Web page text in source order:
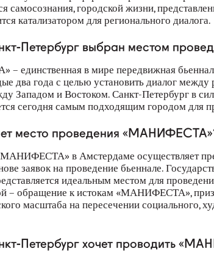
самосознания, городской жизни,
катализатором для регионального диалога.
Петербург выбран местом
единственная в мире передвижная
два года с целью установить диалог
Западом и Востоком. Санкт-Петербург в
сегодня самым подходящим городом для
место проведения
в Амстердаме осуществляет
заявок на проведение бьеннале.
идеальным местом для
– обращение к истокам «МАНИФЕСТА»,
масштаба на пересечении социального,
Петербург хочет проводить